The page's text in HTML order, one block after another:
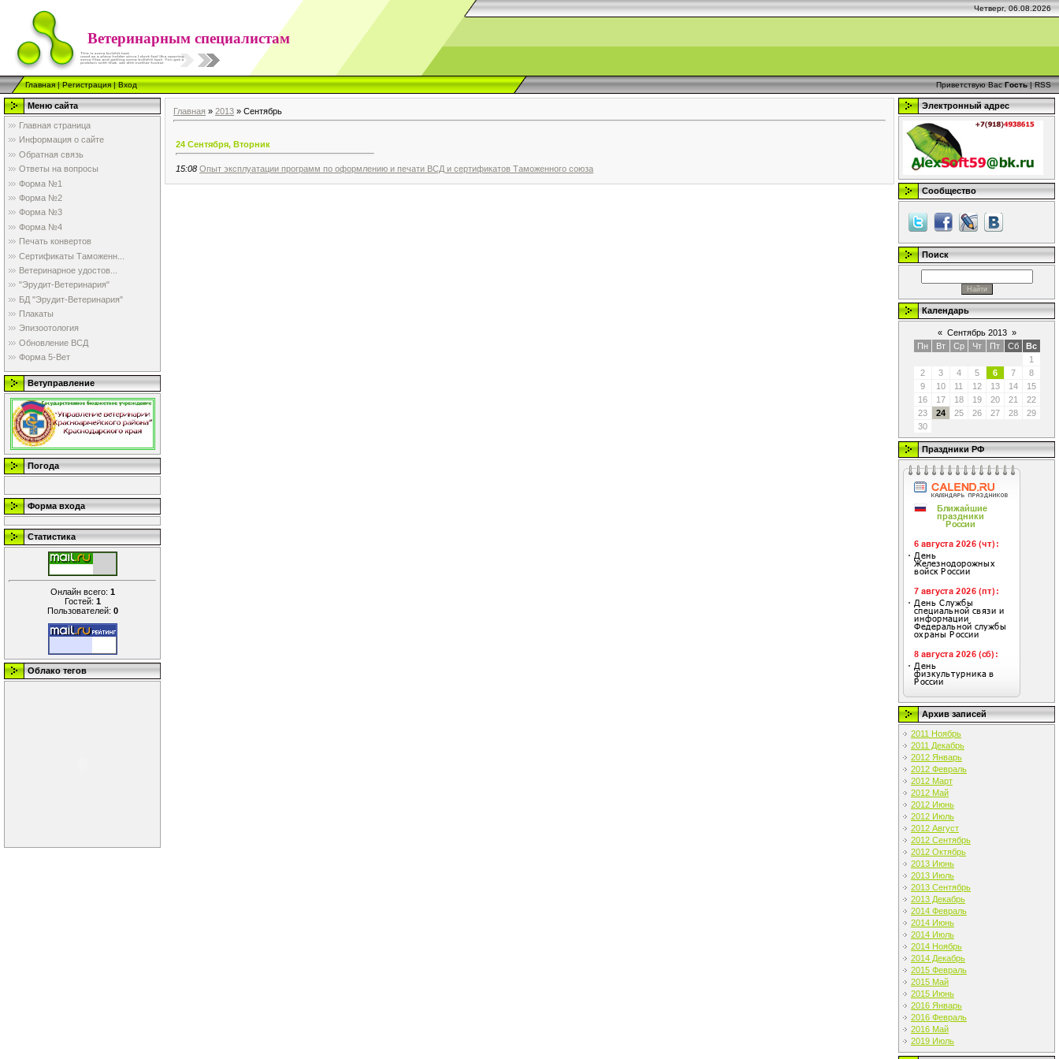
Четверг, 06.08.2026
Ветеринарным специалистам
Главная|Регистрация|Вход Приветствую Вас Гость|RSS
Меню сайта
Главная страница
Информация о сайте
Обратная связь
Ответы на вопросы
Форма №1
Форма №2
Форма №3
Форма №4
Печать конвертов
Сертификаты Таможенн...
Ветеринарное удостов...
"Эрудит-Ветеринария"
БД "Эрудит-Ветеринария"
Плакаты
Эпизоотология
Обновление ВСД
Форма 5-Вет
Ветуправление
Погода
Форма входа
Статистика
Онлайн всего: 1
Гостей: 1
Пользователей: 0
Облако тегов
Главная » 2013 » Сентябрь
24 Сентября, Вторник
15:08 Опыт эксплуатации программ по оформлению и печати ВСД и сертификатов Таможенного союза
Электронный адрес
Сообщество
Поиск
Календарь
« Сентябрь 2013 »
Пн
Вт Ср Чт Пт Сб
Вс
1
2
3 4 5 6 7
8
9
10 11 12 13 14
15
16
17 18 19 20 21
22
23
24 25 26 27 28
29
30
Праздники РФ
Архив записей
2011 Ноябрь
2011 Декабрь
2012 Январь
2012 Февраль
2012 Март
2012 Май
2012 Июнь
2012 Июль
2012 Август
2012 Сентябрь
2012 Октябрь
2013 Июнь
2013 Июль
2013 Сентябрь
2013 Декабрь
2014 Февраль
2014 Июнь
2014 Июль
2014 Ноябрь
2014 Декабрь
2015 Февраль
2015 Май
2015 Июнь
2016 Январь
2016 Февраль
2016 Май
2019 Июль